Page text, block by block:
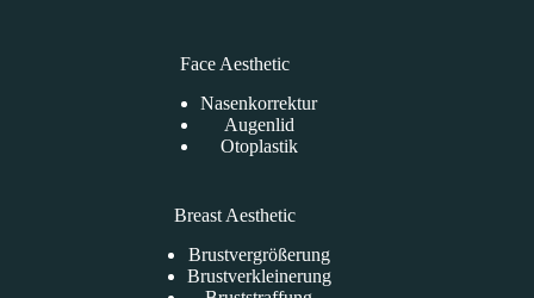
Face Aesthetic
Nasenkorrektur
Augenlid
Otoplastik
Breast Aesthetic
Brustvergrößerung
Brustverkleinerung